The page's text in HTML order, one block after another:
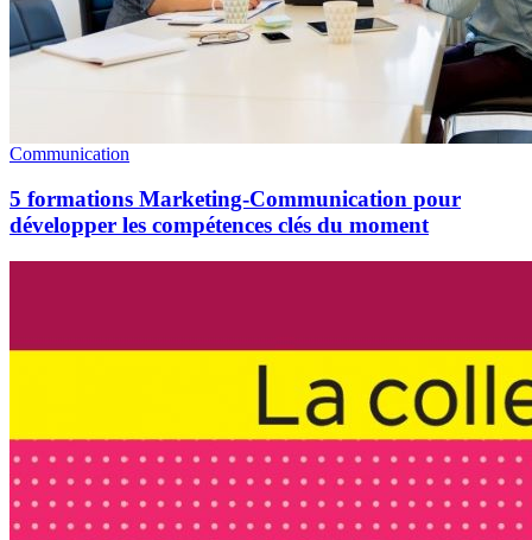
Communication
5 formations Marketing-Communication pour
développer les compétences clés du moment